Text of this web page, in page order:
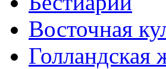
Восточная
Голландская